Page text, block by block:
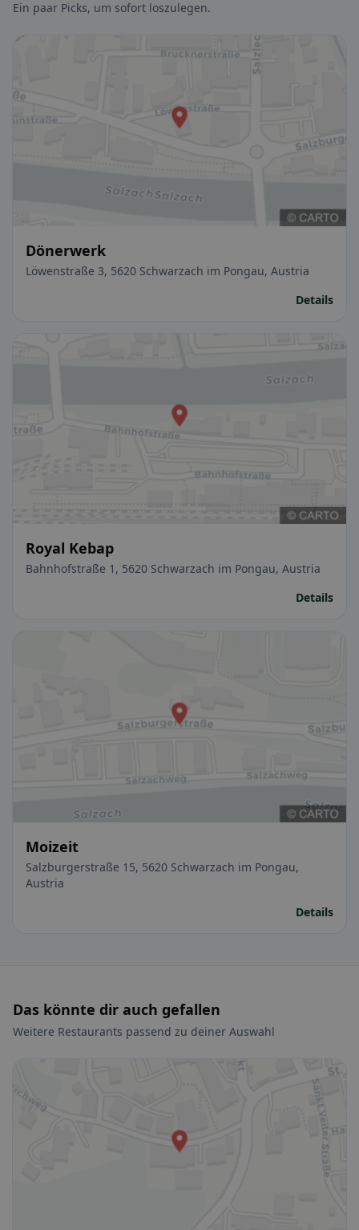
Ein paar Picks, um sofort loszulegen.
Dönerwerk
Löwenstraße 3, 5620 Schwarzach im Pongau, Austria
Details
Royal Kebap
Bahnhofstraße 1, 5620 Schwarzach im Pongau, Austria
Details
Moizeit
Salzburgerstraße 15, 5620 Schwarzach im Pongau,
Austria
Details
Das könnte dir auch gefallen
Weitere Restaurants passend zu deiner Auswahl